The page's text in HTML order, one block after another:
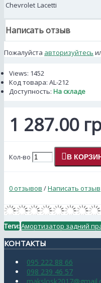
Chevrolet Lacetti
Написать отзыв
Пожалуйста авторизуйтесь
Views: 1452
Код товара: AL-212
Доступность: На складе
1 287.00
Кол-во В
0 отзывов /Написать отзыв
Теги:Амортизатор задний
КОНТАКТЫ
095 222 88 66
098 239 46 57